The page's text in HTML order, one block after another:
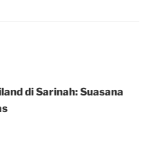
di Sarinah: Suasana